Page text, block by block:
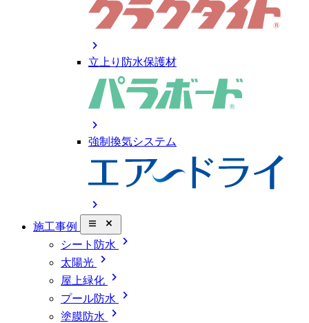
chevron_right
立上り防水保護材
chevron_right
強制換気システム
chevron_right
施工事例 close_small
シート防水 chevron_right
太陽光 chevron_right
屋上緑化 chevron_right
プール防水 chevron_right
塗膜防水 chevron_right